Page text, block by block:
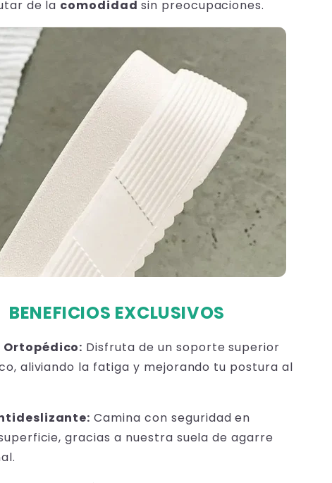
de la comodidad sin preocupaciones.
BENEFICIOS EXCLUSIVOS
Ortopédico: Disfruta de un soporte superior
aliviando la fatiga y mejorando tu postura al
Camina con seguridad en
gracias a nuestra suela de agarre